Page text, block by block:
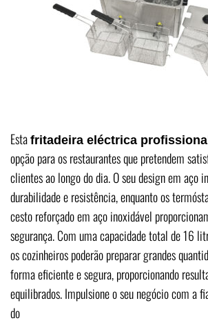
Esta fritadeira eléctrica profissional
opção para os restaurantes que pretendem
clientes ao longo do dia. O seu design em aço
durabilidade e resistência, enquanto os
cesto reforçado em aço inoxidável
segurança. Com uma capacidade total de 16
os cozinheiros poderão preparar grandes
forma eficiente e segura, proporcionando
equilibrados. Impulsione o seu negócio com a
do